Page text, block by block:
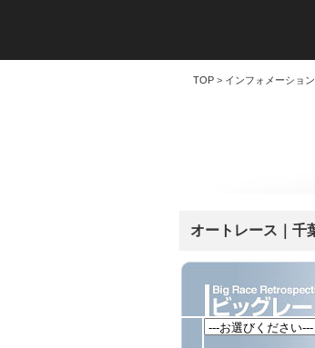
TOP > インフォメーション
オートレース｜千